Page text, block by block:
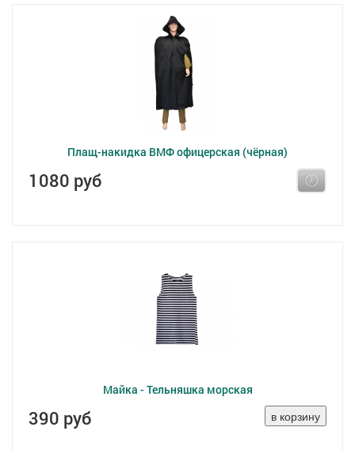
Плащ-накидка ВМФ офицерская (чёрная)
1080 руб
Майка - Тельняшка морская
390 руб